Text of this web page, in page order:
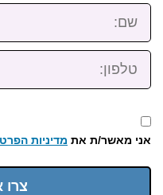
שם:
טלפון:
אני מאשר/ת את מדיניות
צרו